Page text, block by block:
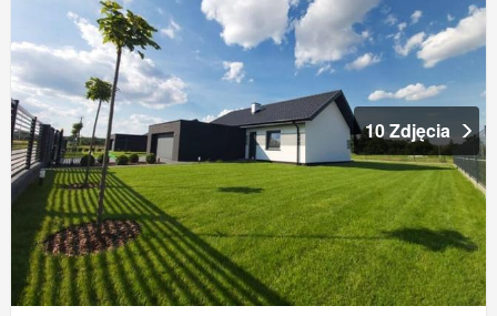
10 Zdjęcia